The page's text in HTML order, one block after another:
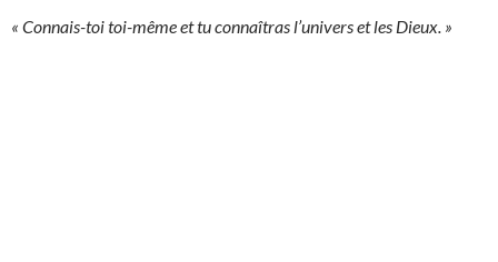
« Connais-toi toi-même et tu connaîtras l’univers et les Dieux. »